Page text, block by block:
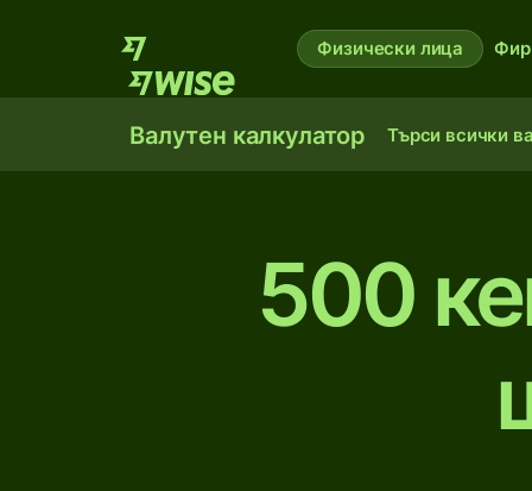
Физически лица
Валутен калкулатор Търси всички
500